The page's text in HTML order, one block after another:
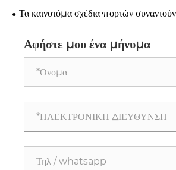
για μοντέρνα σπίτια;
Τα καινοτόμα σχέδια πορτών συναντούν
Αφήστε μου ένα μήνυμα